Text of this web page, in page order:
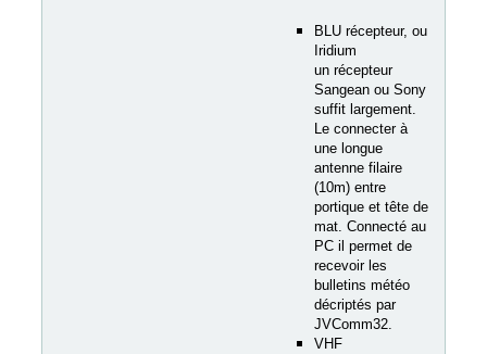
BLU récepteur, ou
Iridium
un récepteur
Sangean ou Sony
suffit largement.
Le connecter à
une longue
antenne filaire
(10m) entre
portique et tête de
mat. Connecté au
PC il permet de
recevoir les
bulletins météo
décriptés par
JVComm32.
VHF